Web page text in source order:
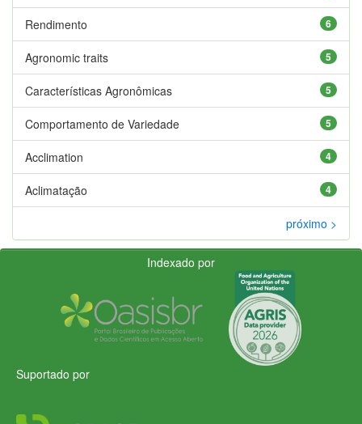
6
Rendimento
5
Agronomic traits
5
Características Agronômicas
5
Comportamento de Variedade
4
Acclimation
4
Aclimatação
próximo >
Indexado por
Suportado por